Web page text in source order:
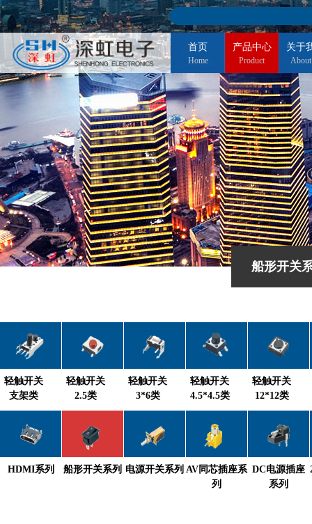
首页
Home
产品中心
Product
关于
船形开关
轻触开关
支架类
轻触开关
2.5类
轻触开关
3*6类
轻触开关
4.5*4.5类
轻触开关
12*12类
HDMI系列 船形开关系列 电源开关系列 AV同芯插座系
列
DC电源插座
系列